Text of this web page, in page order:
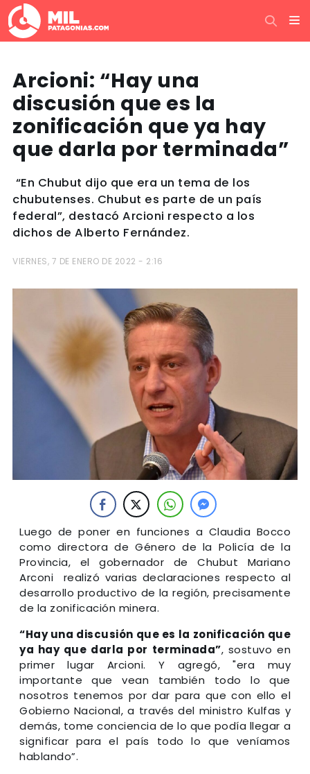
Arcioni: “Hay una
discusión que es la
zonificación que ya hay
que darla por terminada”
“En Chubut dijo que era un tema de los
chubutenses. Chubut es parte de un país
federal”, destacó Arcioni respecto a los
dichos de Alberto Fernández.
VIERNES, 7 DE ENERO DE 2022 - 2:16
Luego de poner en funciones a Claudia Bocco
como directora de Género de la Policía de la
Provincia, el gobernador de Chubut Mariano
Arconi realizó varias declaraciones respecto al
desarrollo productivo de la región, precisamente
de la zonificación minera.
“Hay una discusión que es la zonificación que
ya hay que darla por terminada”, sostuvo en
primer lugar Arcioni. Y agregó, "era muy
importante que vean también todo lo que
nosotros tenemos por dar para que con ello el
Gobierno Nacional, a través del ministro Kulfas y
demás, tome conciencia de lo que podía llegar a
significar para el país todo lo que veníamos
hablando”.